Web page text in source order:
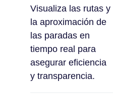
Visualiza las rutas y
la aproximación de
las paradas en
tiempo real para
asegurar eficiencia
y transparencia.